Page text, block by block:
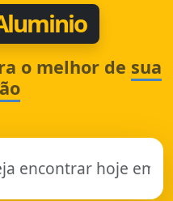
o melhor de sua